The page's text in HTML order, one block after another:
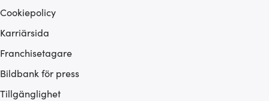
Cookiepolicy
Karriärsida
Franchisetagare
Bildbank för press
Tillgänglighet